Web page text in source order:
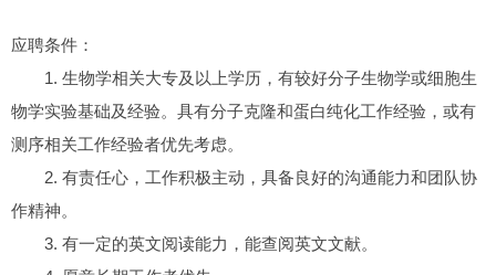
应聘条件：
1. 生物学相关大专及以上学历，有较好分子生物学或细胞生
物学实验基础及经验。具有分子克隆和蛋白纯化工作经验，或有
测序相关工作经验者优先考虑。
2. 有责任心，工作积极主动，具备良好的沟通能力和团队协
作精神。
3. 有一定的英文阅读能力，能查阅英文文献。